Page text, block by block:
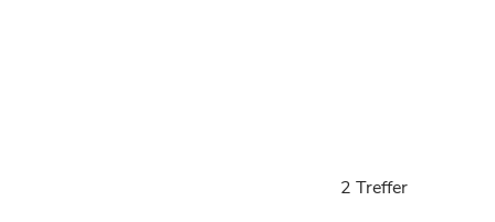
2 Treffer